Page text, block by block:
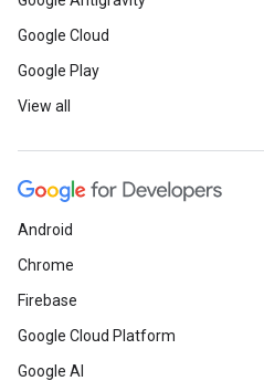
Google Cloud
Google Play
View all
Android
Chrome
Firebase
Google Cloud Platform
Google AI